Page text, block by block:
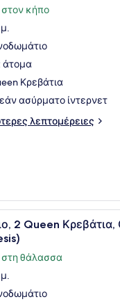
κήπο
άτομα
Κρεβάτια
ασύρματο ίντερνετ
λεπτομέρειες
2 Queen
θάλασσα